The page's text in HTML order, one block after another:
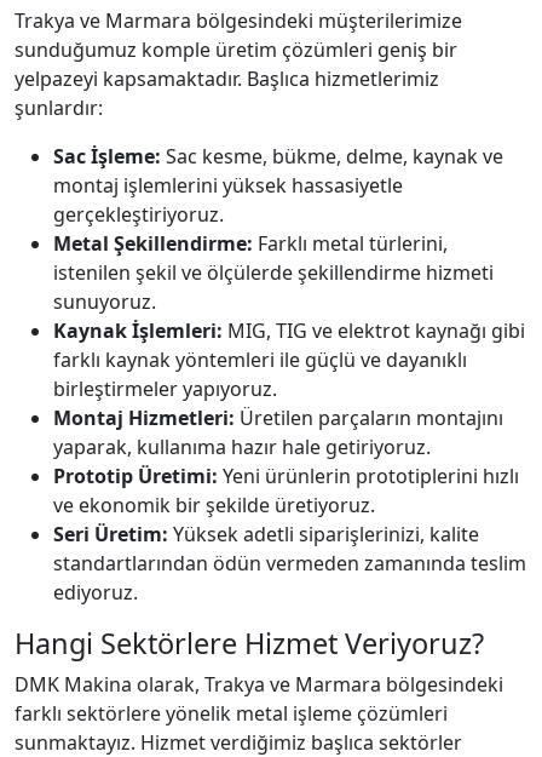
Trakya ve Marmara bölgesindeki müşterilerimize
sunduğumuz komple üretim çözümleri geniş bir
yelpazeyi kapsamaktadır. Başlıca hizmetlerimiz
şunlardır:
Sac İşleme: Sac kesme, bükme, delme, kaynak ve
montaj işlemlerini yüksek hassasiyetle
gerçekleştiriyoruz.
Metal Şekillendirme: Farklı metal türlerini,
istenilen şekil ve ölçülerde şekillendirme hizmeti
sunuyoruz.
Kaynak İşlemleri: MIG, TIG ve elektrot kaynağı gibi
farklı kaynak yöntemleri ile güçlü ve dayanıklı
birleştirmeler yapıyoruz.
Montaj Hizmetleri: Üretilen parçaların montajını
yaparak, kullanıma hazır hale getiriyoruz.
Prototip Üretimi: Yeni ürünlerin prototiplerini hızlı
ve ekonomik bir şekilde üretiyoruz.
Seri Üretim: Yüksek adetli siparişlerinizi, kalite
standartlarından ödün vermeden zamanında teslim
ediyoruz.
Hangi Sektörlere Hizmet Veriyoruz?
DMK Makina olarak, Trakya ve Marmara bölgesindeki
farklı sektörlere yönelik metal işleme çözümleri
sunmaktayız. Hizmet verdiğimiz başlıca sektörler